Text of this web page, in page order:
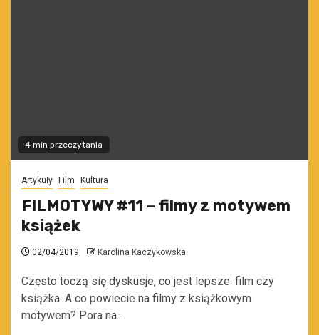
4 min przeczytania
Artykuły Film Kultura
FILMOTYWY #11 – filmy z motywem
książek
02/04/2019 Karolina Kaczykowska
Często toczą się dyskusje, co jest lepsze: film czy
książka. A co powiecie na filmy z książkowym
motywem? Pora na...